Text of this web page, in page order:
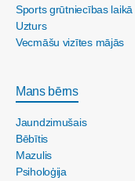
Sports grūtniecības laikā
Uzturs
Vecmāšu vizītes mājās
Mans bērns
Jaundzimušais
Bēbītis
Mazulis
Psiholoģija